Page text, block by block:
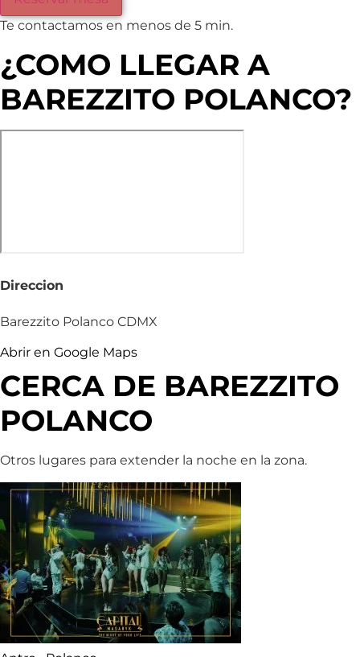
Te contactamos en menos de 5 min.
¿COMO LLEGAR A
BAREZZITO POLANCO?
Direccion
Barezzito Polanco CDMX
Abrir en Google Maps
CERCA DE BAREZZITO
POLANCO
Otros lugares para extender la noche en la zona.